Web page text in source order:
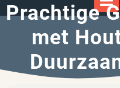
Prachtige
met